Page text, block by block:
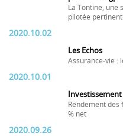
La Tontine, une
pilotée
2020.10.02
Les Echos
Assurance-vie :
2020.10.01
Rendement des
% net
2020.09.26